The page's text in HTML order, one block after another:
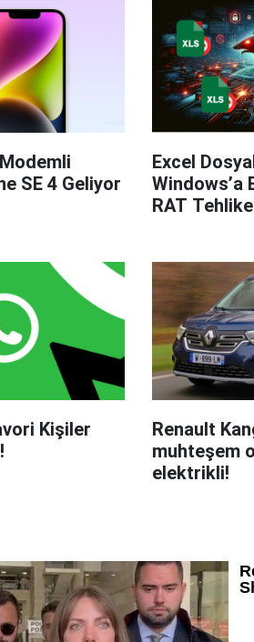
SE 4 Geliyor
Excel
Windows’a
RAT
Kişiler
Renault
muhteşem
elektrikli!